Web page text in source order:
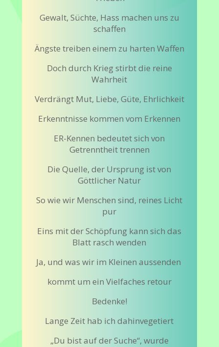
Gewalt, Süchte, Hass machen uns zu
schaffen
Ängste treiben einem zu harten Waffen
Doch durch Krieg stirbt die reine
Wahrheit
Verdrängt Mut, Liebe, Güte, Ehrlichkeit
Erkenntnisse kommen vom Erkennen
ER-Kennen bedeutet sich von
Getrenntheit trennen
Die Quelle, der Ursprung ist von
Göttlicher Natur
So wie wir Menschen sind, reines Licht
pur
Eins mit der Schöpfung kann sich das
Blatt rasch wenden
Ja, und was wir im Kleinen aussenden
kommt um ein Vielfaches retour
Bedenke!
Lange Zeit hab ich dahinvegetiert
„Du bist auf der Suche“, wurde